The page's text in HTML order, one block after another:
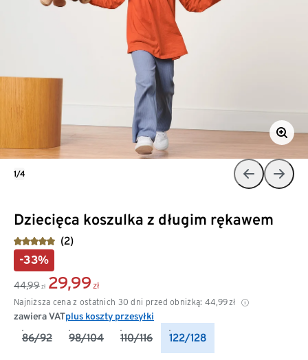
Dziecięca koszulka z długim rękawem
(2)
-33%
44,99 zł 29,99 zł
Najniższa cena z ostatnich 30 dni przed obniżką: 44,99 zł
zawiera VATplus koszty przesyłki
86/92 98/104 110/116 122/128
1/4